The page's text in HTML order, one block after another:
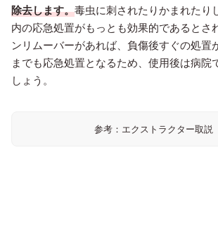
除去します。毒虫に刺されたりかまれたり
内の応急処置がもっとも効果的であるとさ
ンリムーバーがあれば、負傷後すぐの処置
までも応急処置となるため、使用後は病院
しょう。
参考：エクストラクター取説